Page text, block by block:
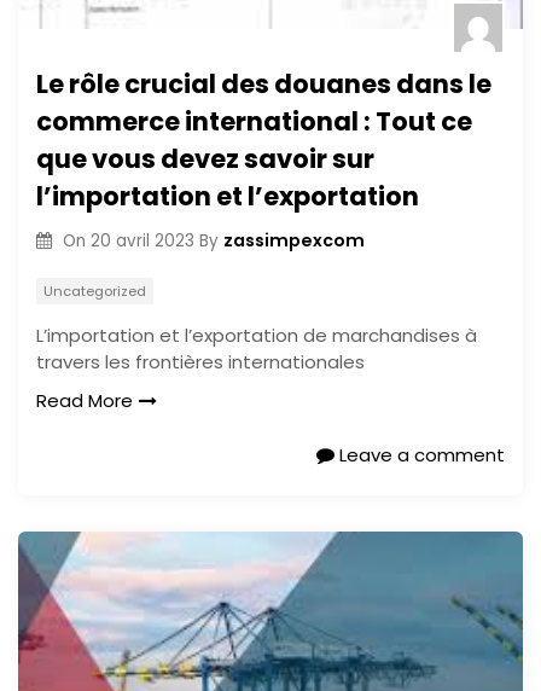
Le rôle crucial des douanes dans le
commerce international : Tout ce
que vous devez savoir sur
l’importation et l’exportation
On 20 avril 2023 By zassimpexcom
Uncategorized
L’importation et l’exportation de marchandises à
travers les frontières internationales
Read More
Leave a comment